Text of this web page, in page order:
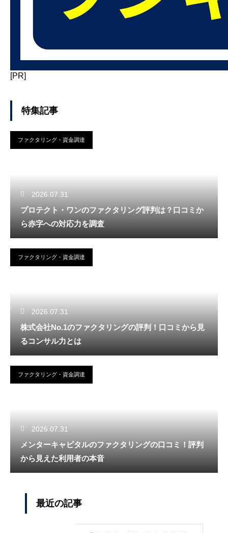
[PR]
特集記事
ファクタリング・資金調達
2026.07.31
プロテクト・ワンのファクタリング評判は？口コミか
ら赤字への対応力を調査
ファクタリング・資金調達
2026.07.31
株式会社No.1のファクタリングの評判！口コミから見
るコンサル力とは
ファクタリング・資金調達
2026.07.31
メンターキャピタルのファクタリングの口コミ！評判
から見えた利用者の本音
最近の記事